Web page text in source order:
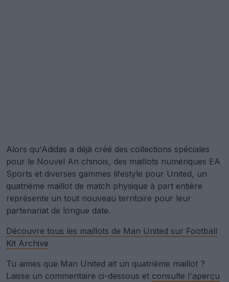
Alors qu'Adidas a déjà créé des collections spéciales
pour le Nouvel An chinois, des maillots numériques EA
Sports et diverses gammes lifestyle pour United, un
quatrième maillot de match physique à part entière
représente un tout nouveau territoire pour leur
partenariat de longue date.
Découvre tous les maillots de Man United sur Football
Kit Archive
Tu aimes que Man United ait un quatrième maillot ?
Laisse un commentaire ci-dessous et consulte l'aperçu